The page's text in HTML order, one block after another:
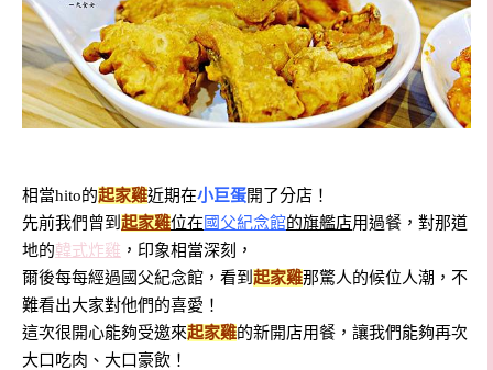
相當hito的起家雞近期在小巨蛋開了分店！
先前我們曾到 起家雞位在 國父紀念館的旗艦店用過餐，對那道
地的韓式炸雞 ，印象相當深刻，
爾後每每經過 國父紀念館，看到 起家雞那驚人的候位人潮，不
難看出大家對他們的喜愛！
這次很開心能夠受邀來起家雞的新開店用餐，讓我們能夠再次
大口吃肉、大口豪飲！